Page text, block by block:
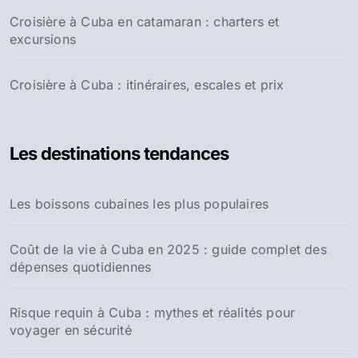
Croisière à Cuba en catamaran : charters et
excursions
Croisière à Cuba : itinéraires, escales et prix
Les destinations tendances
Les boissons cubaines les plus populaires
Coût de la vie à Cuba en 2025 : guide complet des
dépenses quotidiennes
Risque requin à Cuba : mythes et réalités pour
voyager en sécurité